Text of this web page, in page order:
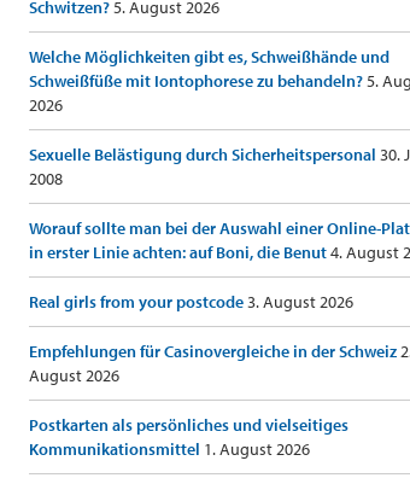
Schwitzen?5. August 2026
Welche Möglichkeiten gibt es, Schweißhände und
Schweißfüße mit Iontophorese zu behandeln?5.
2026
Sexuelle Belästigung durch Sicherheitspersonal 30.
2008
Worauf sollte man bei der Auswahl einer Online-
in erster Linie achten: auf Boni, die Benut4. August
Real girls from your postcode3. August 2026
Empfehlungen für Casinovergleiche in der Schweiz
August 2026
Postkarten als persönliches und vielseitiges
Kommunikationsmittel 1. August 2026